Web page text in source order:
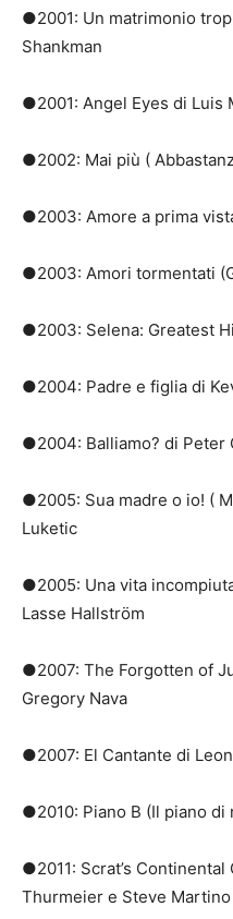
●2001: Un matrimonio
Shankman
●2001: Angel Eyes di Luis
●2002: Mai più (
●2003: Amore a prima
●2003: Amori tormentati
●2003: Selena: Greatest
●2004: Padre e figlia di
●2004: Balliamo? di Peter
●2005: Sua madre o io! (
Luketic
●2005: Una vita
Lasse Hallström
●2007: The Forgotten of
Gregory Nava
●2007: El Cantante di
●2010: Piano B (Il piano di
●2011: Scrat’s
Thurmeier e Steve Martino